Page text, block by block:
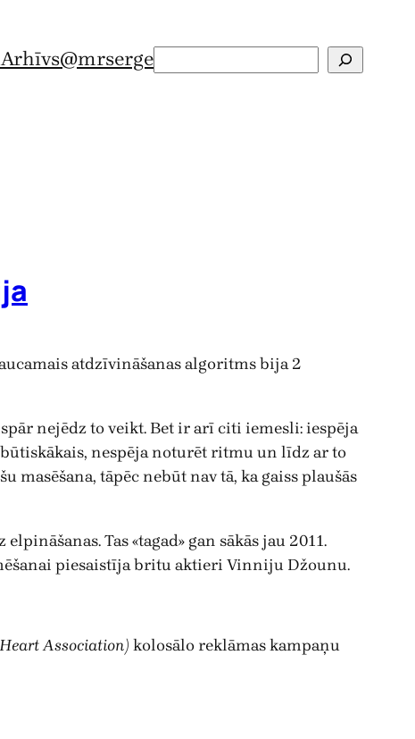
Arhīvs@mrsergeSearch
atdzīvināšanas algoritms bija 2
nejēdz to veikt. Bet ir arī citi iemesli: iespēja
nespēja noturēt ritmu un līdz ar to
tāpēc nebūt nav tā, ka gaiss plaušās
Tas «tagad» gan sākās jau 2011.
piesaistīja britu aktieri Vinniju Džounu.
Association) kolosālo reklāmas kampaņu